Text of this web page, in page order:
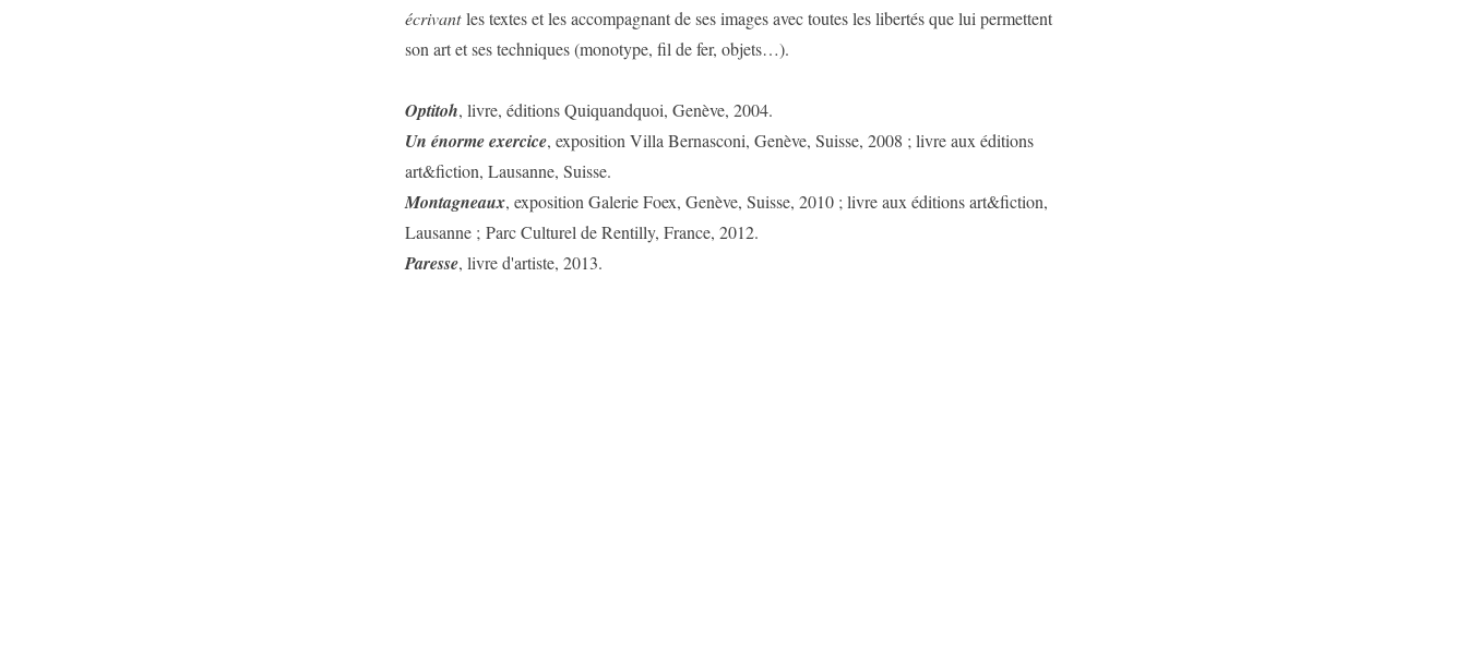
écrivantles textes et les accompagnant de ses images avec toutes les libertés que lui permettent
son art et ses techniques (monotype, fil de fer, objets…).
Optitoh, livre, éditions Quiquandquoi, Genève, 2004.
Un énorme exercice, exposition Villa Bernasconi, Genève, Suisse, 2008 ; livre aux éditions
art&fiction, Lausanne, Suisse.
Montagneaux, exposition Galerie Foex, Genève, Suisse, 2010 ; livre aux éditions art&fiction,
Lausanne ; Parc Culturel de Rentilly, France, 2012.
Paresse, livre d'artiste, 2013.